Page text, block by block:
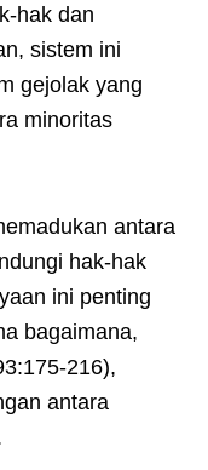
hak dan
sistem ini
gejolak yang
minoritas
antara
hak-hak
ini penting
bagaimana,
216),
antara